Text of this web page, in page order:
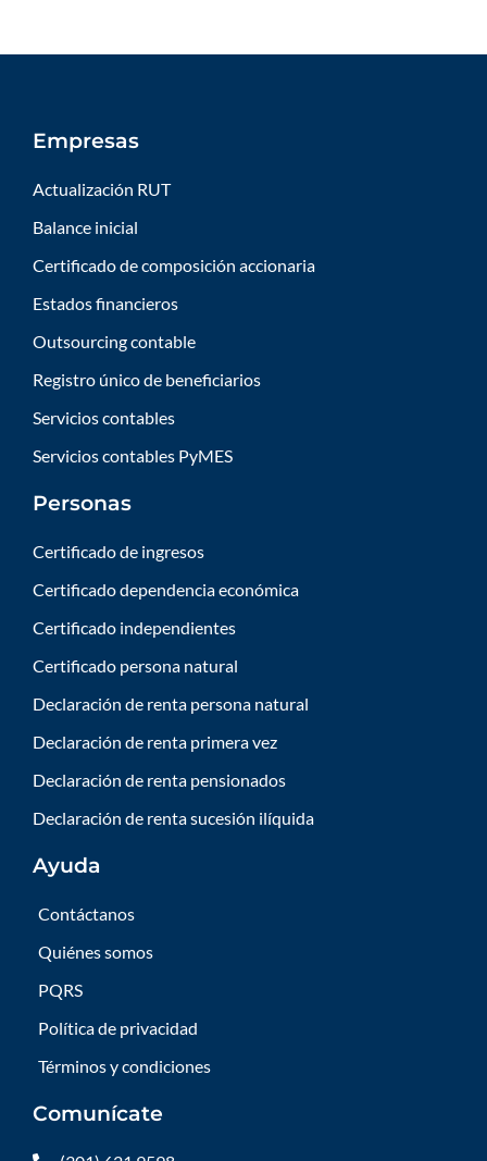
Empresas
Actualización RUT
Balance inicial
Certificado de composición accionaria
Estados financieros
Outsourcing contable
Registro único de beneficiarios
Servicios contables
Servicios contables PyMES
Personas
Certificado de ingresos
Certificado dependencia económica
Certificado independientes
Certificado persona natural
Declaración de renta persona natural
Declaración de renta primera vez
Declaración de renta pensionados
Declaración de renta sucesión ilíquida
Ayuda
Contáctanos
Quiénes somos
PQRS
Política de privacidad
Términos y condiciones
Comunícate